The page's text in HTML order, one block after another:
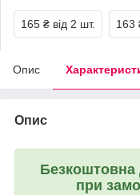
165 ₴ від 2 шт. 163
Опис
Опис
при